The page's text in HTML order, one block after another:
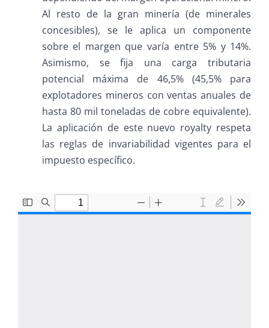
Al resto de la gran minería (de minerales
concesibles), se le aplica un componente
sobre el margen que varía entre 5% y 14%.
Asimismo, se fija una carga tributaria
potencial máxima de 46,5% (45,5% para
explotadores mineros con ventas anuales de
hasta 80 mil toneladas de cobre equivalente).
La aplicación de este nuevo royalty respeta
las reglas de invariabilidad vigentes para el
impuesto específico.